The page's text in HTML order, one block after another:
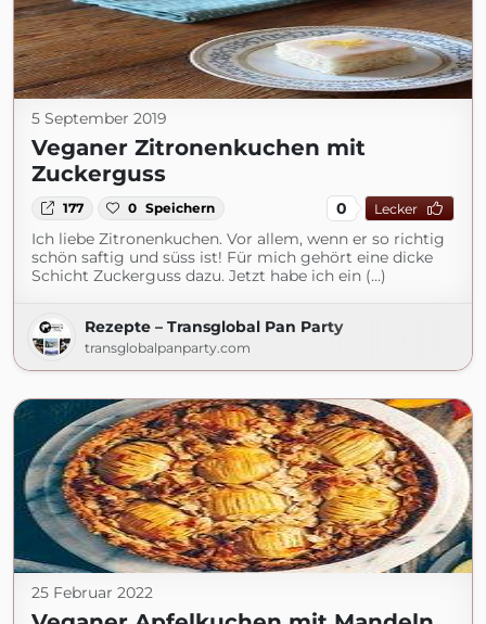
5 September 2019
Veganer Zitronenkuchen mit
Zuckerguss
177 0 Speichern 0 Lecker
Ich liebe Zitronenkuchen. Vor allem, wenn er so richtig
schön saftig und süss ist! Für mich gehört eine dicke
Schicht Zuckerguss dazu. Jetzt habe ich ein (...)
Rezepte – Transglobal Pan Party
transglobalpanparty.com
25 Februar 2022